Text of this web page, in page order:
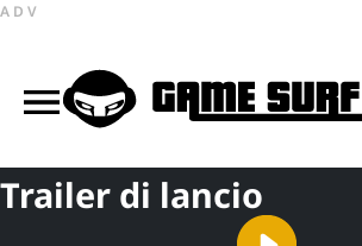
ADV
Trailer di lancio